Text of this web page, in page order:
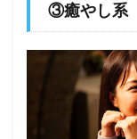
③癒やし系